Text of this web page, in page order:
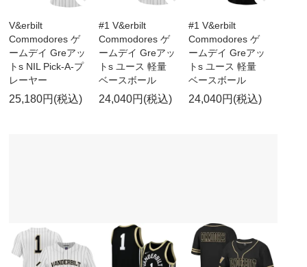
V&erbilt
Commodores ゲ
ームデイ Greアッ
トs NIL Pick-A-プ
レーヤー
25,180円(税込)
#1 V&erbilt
Commodores ゲ
ームデイ Greアッ
トs ユース 軽量
ベースボール
24,040円(税込)
#1 V&erbilt
Commodores ゲ
ームデイ Greアッ
トs ユース 軽量
ベースボール
24,040円(税込)